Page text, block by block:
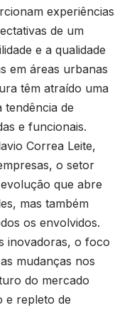
experiências
de um
e a qualidade
em áreas urbanas
têm atraído uma
tendência de
e funcionais.
Correa Leite,
o setor
que abre
mas também
os envolvidos.
inovadoras, o foco
mudanças nos
do mercado
e repleto de